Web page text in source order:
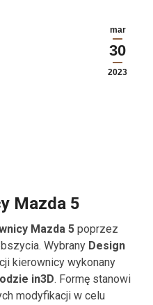
mar
30
2023
Mazda 5
Mazda 5 poprzez
Wybrany Design
kierownicy wykonany
in3D. Formę stanowi
modyfikacji w celu